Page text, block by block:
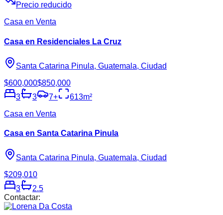
Precio reducido
Casa en Venta
Casa en Residenciales La Cruz
Santa Catarina Pinula, Guatemala, Ciudad
$600,000$850,000
3
3 7+ 613m²
Casa en Venta
Casa en Santa Catarina Pinula
Santa Catarina Pinula, Guatemala, Ciudad
$209,010
3
2.5
Contactar: